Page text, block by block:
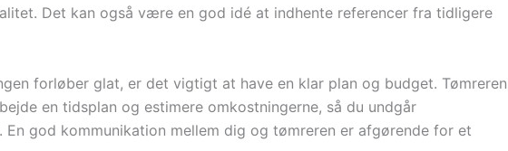
Det kan også være en god idé at indhente referencer fra tidligere
forløber glat, er det vigtigt at have en klar plan og budget. Tømreren
en tidsplan og estimere omkostningerne, så du undgår
En god kommunikation mellem dig og tømreren er afgørende for et